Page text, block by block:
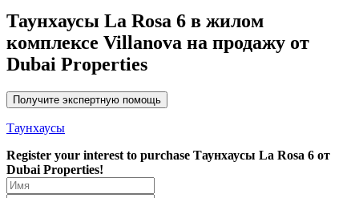
Таунхаусы La Rosa 6 в жилом
комплексе Villanova на продажу от
Dubai Properties
Получите экспертную помощь
Таунхаусы
Register your interest to purchase Таунхаусы La Rosa 6 от
Dubai Properties!